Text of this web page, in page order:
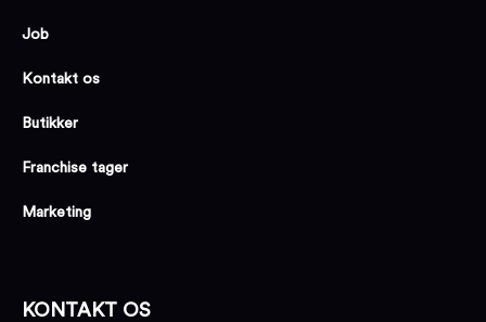
Job
Kontakt os
Butikker
Franchise tager
Marketing
KONTAKT OS